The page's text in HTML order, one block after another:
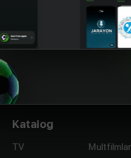
Batafsil
Katalog
TV
Multfilmlar